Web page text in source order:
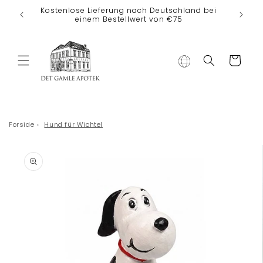
Direkt zum
Inhalt
Kostenlose Lieferung nach Deutschland bei
einem Bestellwert von €75
Warenkorb
Forside › Hund für Wichtel